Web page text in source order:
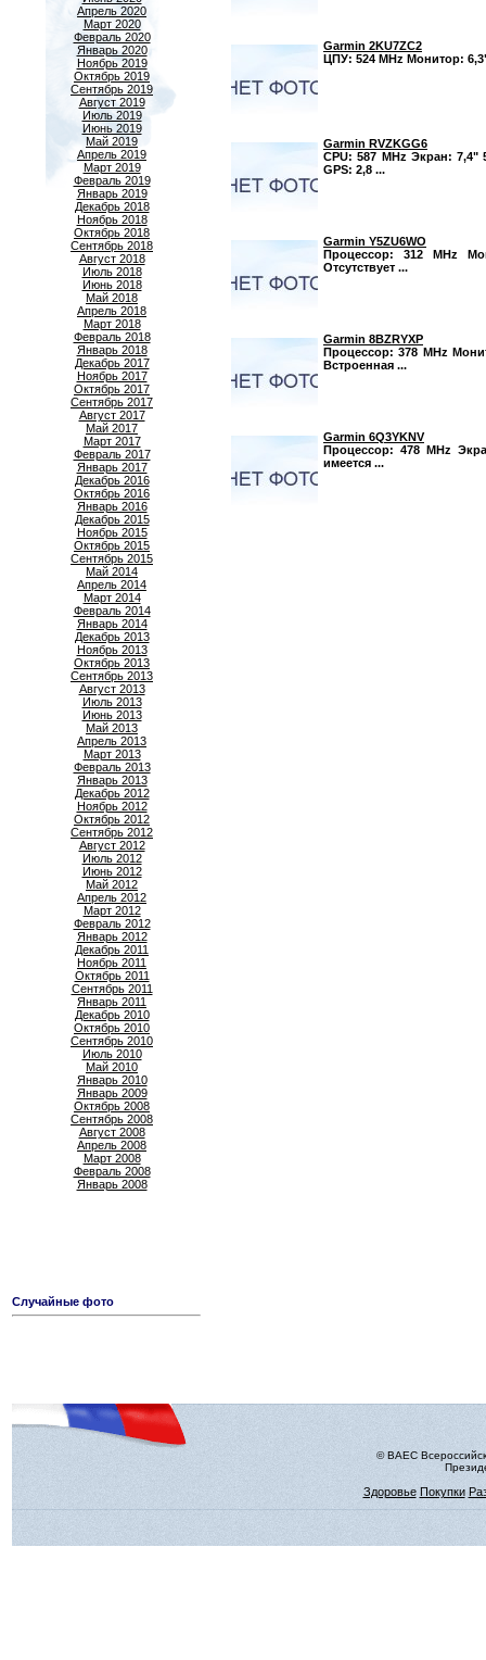
Апрель 2020
Март 2020
Февраль 2020
Январь 2020
Ноябрь 2019
Октябрь 2019
Сентябрь 2019
Август 2019
Июль 2019
Июнь 2019
Май 2019
Апрель 2019
Март 2019
Февраль 2019
Январь 2019
Декабрь 2018
Ноябрь 2018
Октябрь 2018
Сентябрь 2018
Август 2018
Июль 2018
Июнь 2018
Май 2018
Апрель 2018
Март 2018
Февраль 2018
Январь 2018
Декабрь 2017
Ноябрь 2017
Октябрь 2017
Сентябрь 2017
Август 2017
Май 2017
Март 2017
Февраль 2017
Январь 2017
Декабрь 2016
Октябрь 2016
Январь 2016
Декабрь 2015
Ноябрь 2015
Октябрь 2015
Сентябрь 2015
Май 2014
Апрель 2014
Март 2014
Февраль 2014
Январь 2014
Декабрь 2013
Ноябрь 2013
Октябрь 2013
Сентябрь 2013
Август 2013
Июль 2013
Июнь 2013
Май 2013
Апрель 2013
Март 2013
Февраль 2013
Январь 2013
Декабрь 2012
Ноябрь 2012
Октябрь 2012
Сентябрь 2012
Август 2012
Июль 2012
Июнь 2012
Май 2012
Апрель 2012
Март 2012
Февраль 2012
Январь 2012
Декабрь 2011
Ноябрь 2011
Октябрь 2011
Сентябрь 2011
Январь 2011
Декабрь 2010
Октябрь 2010
Сентябрь 2010
Июль 2010
Май 2010
Январь 2010
Январь 2009
Октябрь 2008
Сентябрь 2008
Август 2008
Апрель 2008
Март 2008
Февраль 2008
Январь 2008
Garmin 2KU7ZC2
ЦПУ: 524 MHz Монитор:
Garmin RVZKGG6
CPU: 587 MHz Экран: 7,4"
GPS: 2,8 ...
Garmin Y5ZU6WO
Процессор: 312 MHz
Отсутствует ...
Garmin 8BZRYXP
Процессор: 378 MHz
Встроенная ...
Garmin 6Q3YKNV
Процессор: 478 MHz
имеется ...
Случайные фото
© ВАЕС
Здоровье Покупки